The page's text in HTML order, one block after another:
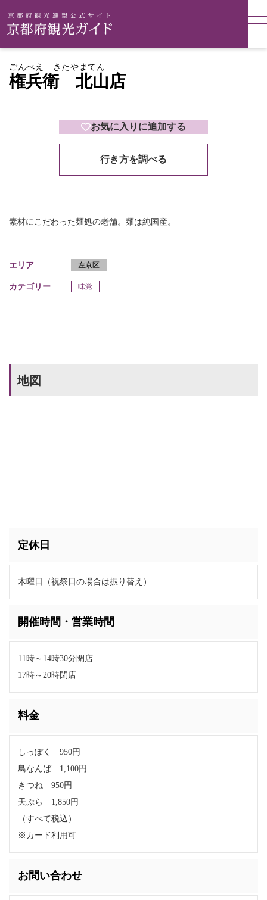
権兵衛 北山店
ごんべえ きたやまてん
お気に入りに追加する
行き方を調べる
素材にこだわった麺処の老舗。麺は純国産。
エリア 左京区
カテゴリー 味覚
地図
定休日
木曜日（祝祭日の場合は振り替え）
開催時間・営業時間
11時～14時30分閉店
17時～20時閉店
料金
しっぽく 950円
鳥なんば 1,100円
きつね 950円
天ぷら 1,850円
（すべて税込）
※カード利用可
お問い合わせ